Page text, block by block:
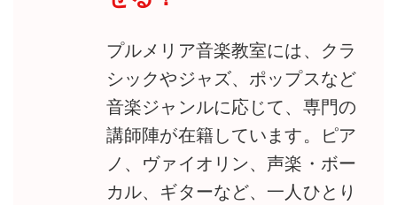
プルメリア音楽教室には、クラ
シックやジャズ、ポップスなど
音楽ジャンルに応じて、専門の
講師陣が在籍しています。ピア
ノ、ヴァイオリン、声楽・ボー
カル、ギターなど、一人ひとり